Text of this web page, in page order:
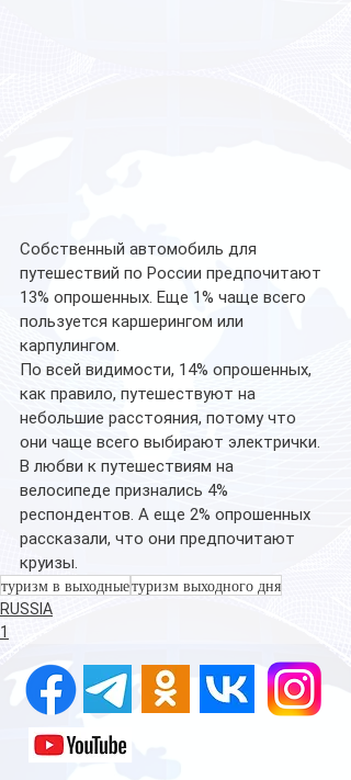
Собственный автомобиль для
путешествий по России предпочитают
13% опрошенных. Еще 1% чаще всего
пользуется каршерингом или
карпулингом.
По всей видимости, 14% опрошенных,
как правило, путешествуют на
небольшие расстояния, потому что
они чаще всего выбирают электрички.
В любви к путешествиям на
велосипеде признались 4%
респондентов. А еще 2% опрошенных
рассказали, что они предпочитают
круизы.
туризм в выходныетуризм выходного дня
RUSSIA
1